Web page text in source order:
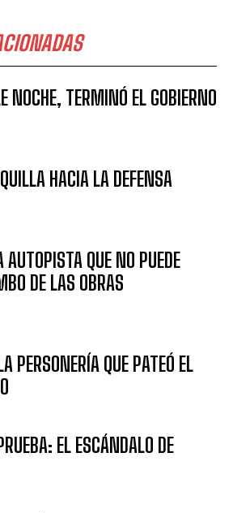
NOCHE, TERMINÓ EL GOBIERNO
HACIA LA DEFENSA
QUE NO PUEDE
DE LAS OBRAS
PERSONERÍA QUE PATEÓ EL
EL ESCÁNDALO DE